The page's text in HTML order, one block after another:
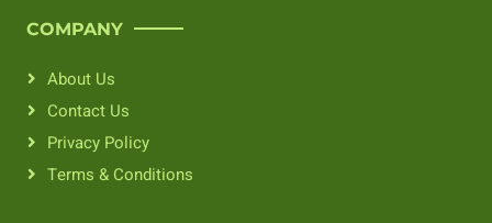
COMPANY
About Us
Contact Us
Privacy Policy
Terms & Conditions